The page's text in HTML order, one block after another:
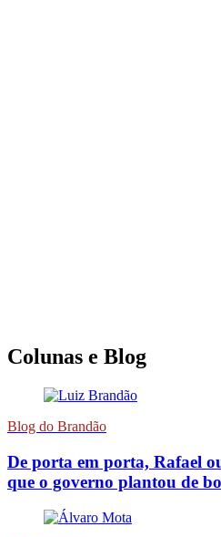
Colunas e Blog
Blog do Brandão
De porta em porta, Rafael
que o governo plantou de